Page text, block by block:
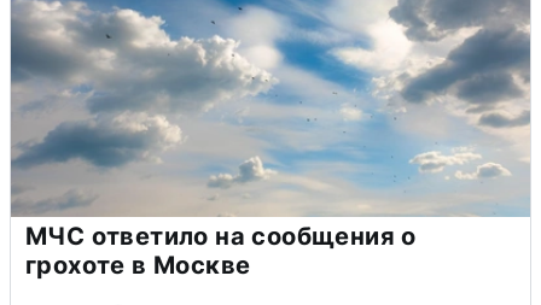
МЧС ответило на сообщения о
грохоте в Москве